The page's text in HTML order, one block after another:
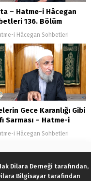
– Hatme-i Hâcegan
136. Bölüm
i Hâcegan Sohbetleri
Gece Karanlığı Gibi
Sarması – Hatme-i
Sohbetleri
i Hâcegan Sohbetleri
Dilara Derneği tarafından,
Bilgisayar tarafından